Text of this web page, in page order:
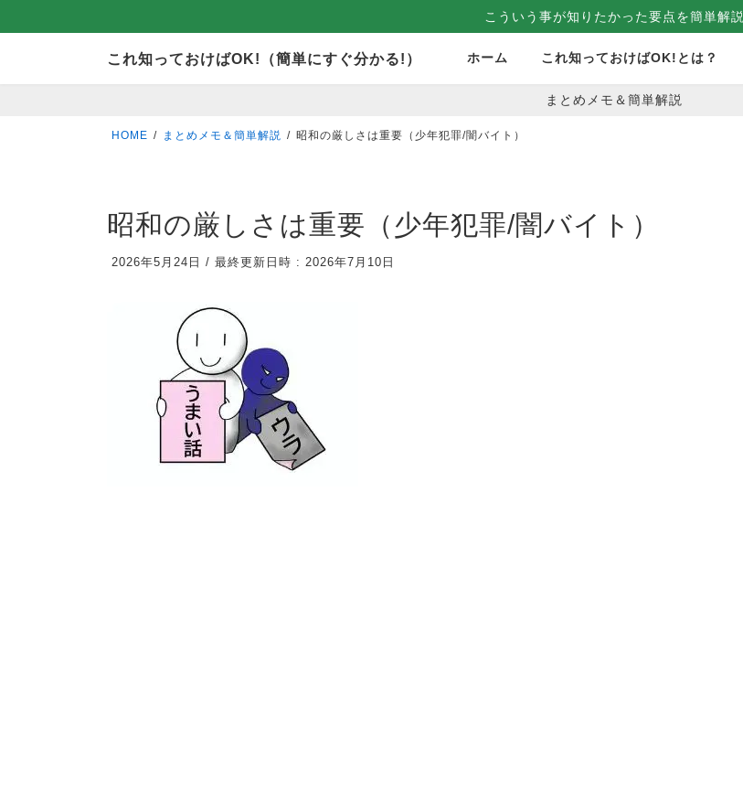
こういう事が知りたかった要点を簡単解説
これ知っておけばOK!（簡単にすぐ分かる!） ホーム これ知っておけばOK!とは？
まとめメモ＆簡単解説
HOME まとめメモ＆簡単解説 昭和の厳しさは重要（少年犯罪/闇バイト）
昭和の厳しさは重要（少年犯罪/闇バイト）
2026年5月24日 /最終更新日時 : 2026年7月10日